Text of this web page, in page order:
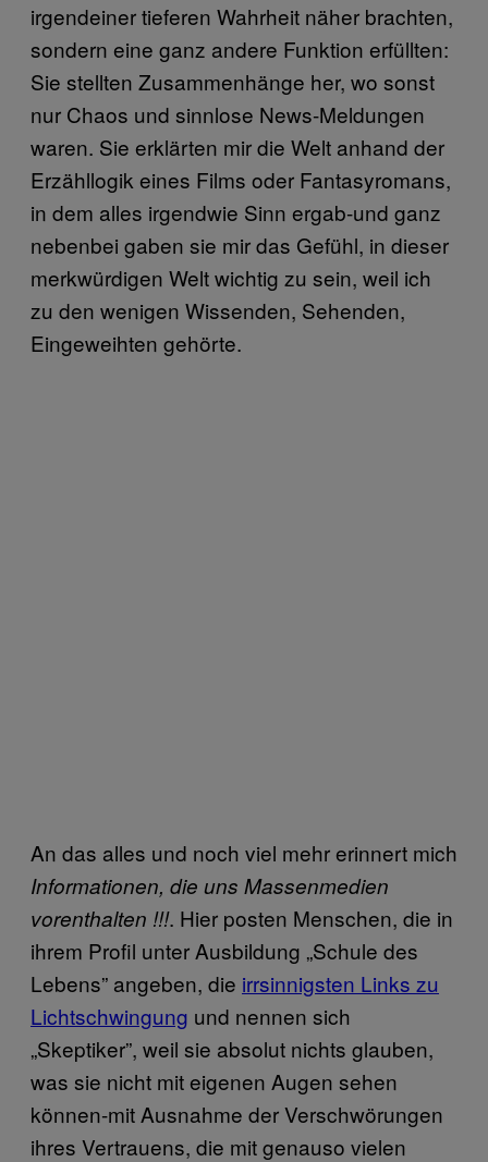
irgendeiner tieferen Wahrheit näher brachten,
sondern eine ganz andere Funktion erfüllten:
Sie stellten Zusammenhänge her, wo sonst
nur Chaos und sinnlose News-Meldungen
waren. Sie erklärten mir die Welt anhand der
Erzähllogik eines Films oder Fantasyromans,
in dem alles irgendwie Sinn ergab-und ganz
nebenbei gaben sie mir das Gefühl, in dieser
merkwürdigen Welt wichtig zu sein, weil ich
zu den wenigen Wissenden, Sehenden,
Eingeweihten gehörte.
An das alles und noch viel mehr erinnert mich
Informationen, die uns Massenmedien
vorenthalten !!!. Hier posten Menschen, die in
ihrem Profil unter Ausbildung „Schule des
Lebens” angeben, die irrsinnigsten Links zu
Lichtschwingung und nennen sich
„Skeptiker”, weil sie absolut nichts glauben,
was sie nicht mit eigenen Augen sehen
können-mit Ausnahme der Verschwörungen
ihres Vertrauens, die mit genauso vielen